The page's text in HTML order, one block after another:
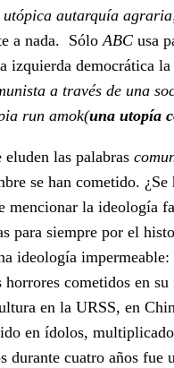
utópica autarquía
a nada. Sólo ABC usa
democrática
a través de una
run amok(una utopía
las palabras
se han cometido.
la ideología
para siempre por el
ideología
cometidos en
en la URSS, en
en ídolos,
durante cuatro años fue